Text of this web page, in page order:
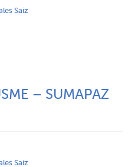
Saiz
– SUMAPAZ
Saiz